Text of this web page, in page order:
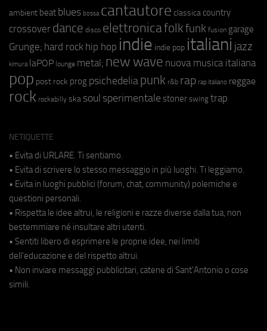
ambient beat blues bossa cantautore classica country
crossover dance disco elettronicafolkfunk fusion garage
Grunge; hard rock hip hop indie indie pop italiani jazz
kimura laPOP lounge metal; new wave nuova musica italiana
pop post rock prog psichedeliapunk r&b rap rap italiano reggae
rock rockabilly ska soul sperimentale stoner swing trap
NETIQUETTE
• Evita di URLARE. Ti sentiamo.
• Evita di scrivere lo stesso messaggio in più luoghi. Ti leggiamo.
• Evita in luoghi pubblici (forum, chat, community) polemiche e
questioni personali.
• Rispetta le idee altrui, le religioni e razze diverse dalla tua, non
bestemmiare né insultare altri utenti.
• Sentiti libero di esprimere le proprie idee, nei limiti
dell'educazione e del rispetto altrui.
• Non inviare messaggi pubblicitari, catene di Sant'Antonio o cose
simili.